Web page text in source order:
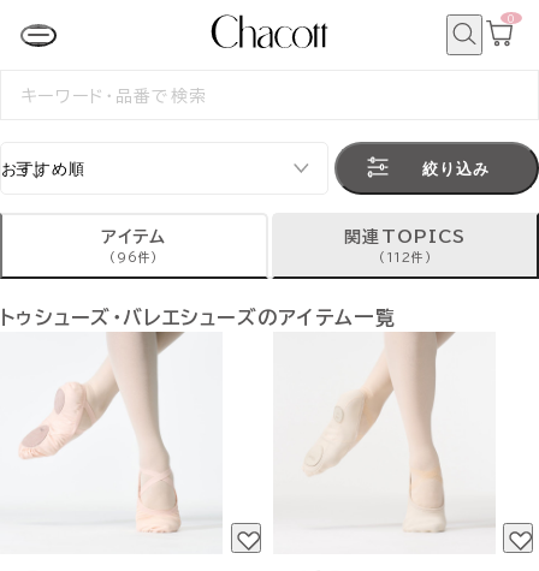
カ
0
検
絞り込み
アイテム
(96件)
関連TOPICS
(112件)
トゥシューズ・バレエシューズのアイテム一覧